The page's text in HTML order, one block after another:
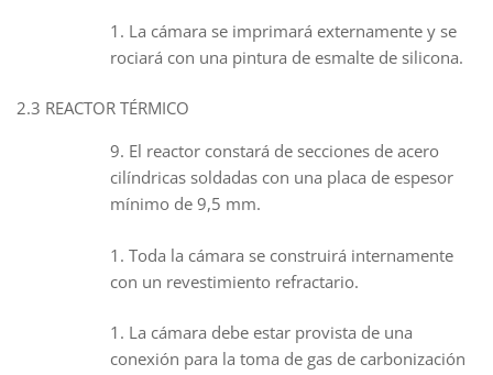
La cámara se imprimará externamente y se
rociará con una pintura de esmalte de silicona.
2.3 REACTOR TÉRMICO
El reactor constará de secciones de acero
cilíndricas soldadas con una placa de espesor
mínimo de 9,5 mm.
Toda la cámara se construirá internamente
con un revestimiento refractario.
La cámara debe estar provista de una
conexión para la toma de gas de carbonización